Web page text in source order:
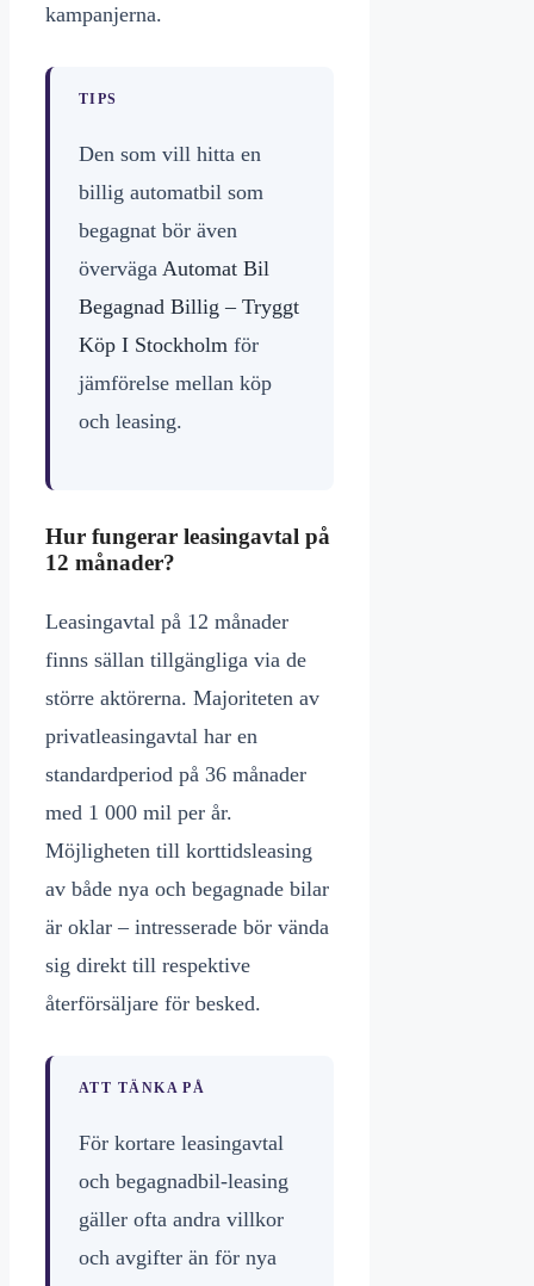
kampanjerna.
TIPS
Den som vill hitta en
billig automatbil som
begagnat bör även
överväga Automat Bil
Begagnad Billig – Tryggt
Köp I Stockholm för
jämförelse mellan köp
och leasing.
Hur fungerar leasingavtal på
12 månader?
Leasingavtal på 12 månader
finns sällan tillgängliga via de
större aktörerna. Majoriteten av
privatleasingavtal har en
standardperiod på 36 månader
med 1 000 mil per år.
Möjligheten till korttidsleasing
av både nya och begagnade bilar
är oklar – intresserade bör vända
sig direkt till respektive
återförsäljare för besked.
ATT TÄNKA PÅ
För kortare leasingavtal
och begagnadbil-leasing
gäller ofta andra villkor
och avgifter än för nya